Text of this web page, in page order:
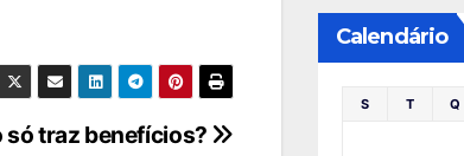
traz benefícios?
Calendário
S T Q